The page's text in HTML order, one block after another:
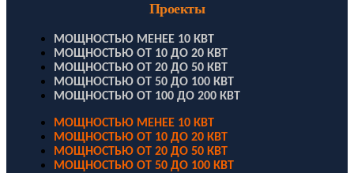
Проекты
МОЩНОСТЬЮ МЕНЕЕ 10 КВТ
МОЩНОСТЬЮ ОТ 10 ДО 20 КВТ
МОЩНОСТЬЮ ОТ 20 ДО 50 КВТ
МОЩНОСТЬЮ ОТ 50 ДО 100 КВТ
МОЩНОСТЬЮ ОТ 100 ДО 200 КВТ
МОЩНОСТЬЮ МЕНЕЕ 10 КВТ
МОЩНОСТЬЮ ОТ 10 ДО 20 КВТ
МОЩНОСТЬЮ ОТ 20 ДО 50 КВТ
МОЩНОСТЬЮ ОТ 50 ДО 100 КВТ